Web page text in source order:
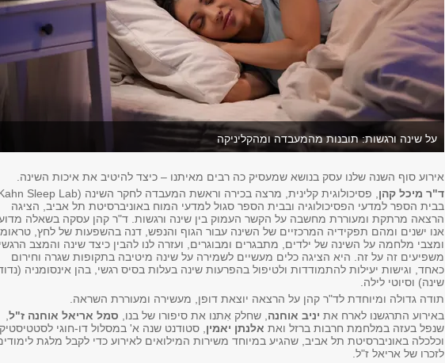
על שינה ורגשות: תובנות מהמעבדה ומהקליניקה
אירוע סוף השנה שלנו עסק בנושא שמעסיק כה רבים מאיתנו – כיצד להיטיב את איכות השינה.
ד"ר מיכל קהן
בבית הספר למדעי הפסיכולוגיה ובבית הספר סגול למדעי המוח באוניברסיטת תל אביב, הציגה
הרצאה מרתקת ומעוררת מחשבה על הקשר העמוק בין שינה ורגשות. ד"ר קהן עסקה בשאלה
אנו ישנים ומהם תפקידיה המרכזיים של השינה עבור הגוף והנפש, דנה בהשפעות של לחץ,
ומצבי מלחמה על השינה של ילדים, מתבגרים ומבוגרים, ועזרה לנו להבין כיצד שינה והמצב
משפיעים זה על זה. היא הציגה כלים מעשיים לשמירה על שינה מיטיבה בתקופות שגרה וחירום
כאחד, וגישות יעילות להתמודדות ולטיפול בהפרעות שינה בעלות בסיס רגשי, בהן אינסומניה
שינה) וסיוטי לילה.
תודה גדולה ומיוחדת לד"ר קהן על הרצאה יוצאת דופן, מעשירה ומעוררת השראה.
באירוע התרגשנו לארח את יניב אוחנה , שחלק אִתנו את סיפורו של בנו, סמל אריאל אוחנה ז"ל
שנפל בעזה במלחמת חרבות ברזל ואת אלנתן יאמין , סטודנט שנה א' במסלול דו-חוגי
וכלכלה באוניברסיטת תל אביב, שהגיע במיוחד משירות המילואים לאירוע כדי לקבל מלגת
לזכרו של אריאל ז"ל.